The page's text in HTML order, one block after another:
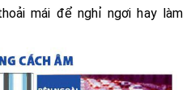
mái để nghỉ ngơi hay làm